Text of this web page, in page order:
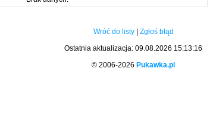
Wróć do listy| Zgłoś błąd
Ostatnia aktualizacja: 09.08.2026 15:13:16
© 2006-2026 Pukawka.pl